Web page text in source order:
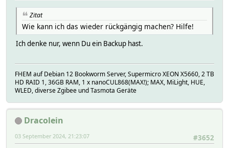
Zitat
Wie kann ich das wieder rückgängig machen? Hilfe!
Ich denke nur, wenn Du ein Backup hast.
FHEM auf Debian 12 Bookworm Server, Supermicro XEON X5660, 2 TB
HD RAID 1, 36GB RAM, 1 x nanoCUL868(MAX!); MAX, MiLight, HUE,
WLED, diverse Zgibee und Tasmota Geräte
Dracolein
#3652
03 September 2024, 21:23:07